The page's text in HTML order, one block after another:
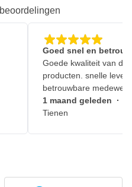
beoordelingen
Goed snel en
Goede kwaliteit van de
producten. snelle
betrouwbare
1 maand geleden ·
Tienen